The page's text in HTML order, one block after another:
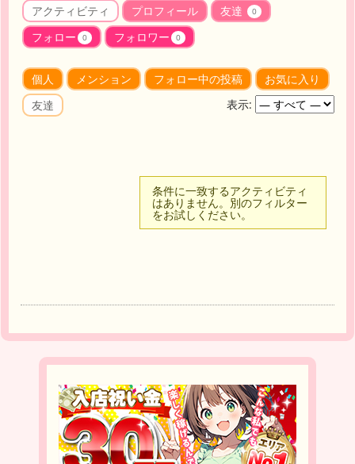
アクティビティ プロフィール 友達 0
フォロー 0 フォロワー 0
個人 メンション フォロー中の投稿
お気に入り
友達
表示:
条件に一致するアクティビティ
はありません。別のフィルター
をお試しください。